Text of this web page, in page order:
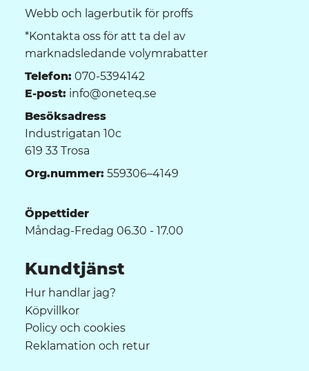
Webb och lagerbutik för proffs
*Kontakta oss för att ta del av
marknadsledande volymrabatter
Telefon: 070-5394142
E-post: info@oneteq.se
Besöksadress
Industrigatan 10c
619 33 Trosa
Org.nummer: 559306–4149
Öppettider
Måndag-Fredag 06.30 - 17.00
Kundtjänst
Hur handlar jag?
Köpvillkor
Policy och cookies
Reklamation och retur